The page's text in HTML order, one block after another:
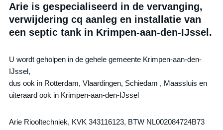
Arie is gespecialiseerd in de vervanging,
verwijdering cq aanleg en installatie van
een septic tank in Krimpen-aan-den-IJssel.
U wordt geholpen in de gehele gemeente Krimpen-aan-den-
IJssel,
dus ook in Rotterdam, Vlaardingen, Schiedam , Maassluis en
uiteraard ook in Krimpen-aan-den-IJssel
Arie Riooltechniek, KVK 343116123, BTW NL002084724B73